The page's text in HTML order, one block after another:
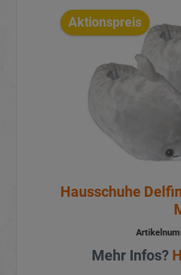
Aktionspreis
Hausschuhe
Mehr Infos?